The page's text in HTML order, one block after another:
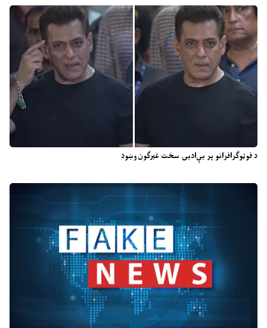
د فوټوګرافرانو پر بې‌ادبۍ سخت غبرګون وښود